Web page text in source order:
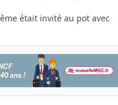
était invité au pot avec